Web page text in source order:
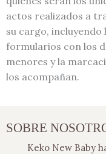
actos realizados a
su cargo,
formularios con los
menores y la
los acompañan.
SOBRE
Keko New Baby